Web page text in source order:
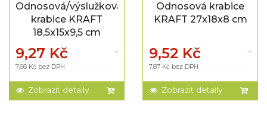
Odnosová/výslužková
krabice KRAFT
18,5x15x9,5 cm
9,27 Kč
Na objednávku
7,66 Kč bez DPH
Zobrazit detaily
Odnosová krabice
KRAFT 27x18x8 cm
9,52 Kč
Na objednávku
7,87 Kč bez DPH
Zobrazit detaily